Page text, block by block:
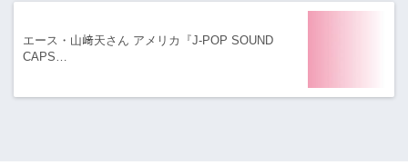
エース・山﨑天さん アメリカ『J-POP SOUND
CAPS…